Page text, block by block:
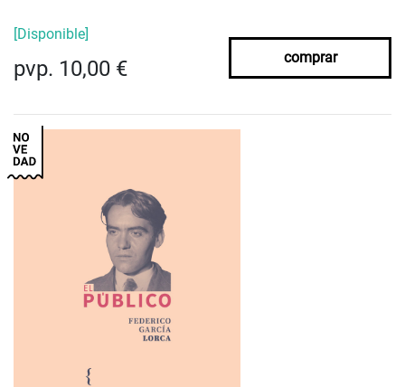
[Disponible]
pvp. 10,00 € comprar